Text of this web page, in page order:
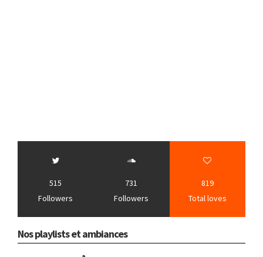
515
Followers
731
Followers
819
Total loves
Nos playlists et ambiances